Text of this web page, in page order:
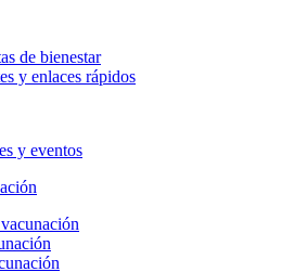
de bienestar
y enlaces rápidos
y eventos